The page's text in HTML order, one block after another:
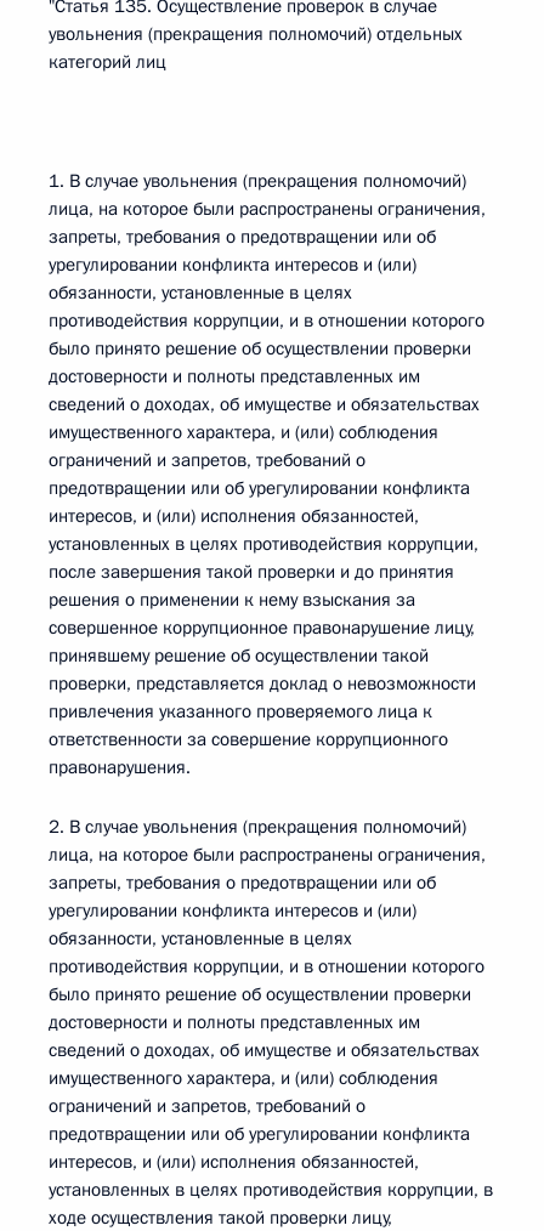
"Статья 135. Осуществление проверок в случае
увольнения (прекращения полномочий) отдельных
категорий лиц
1. В случае увольнения (прекращения полномочий)
лица, на которое были распространены ограничения,
запреты, требования о предотвращении или об
урегулировании конфликта интересов и (или)
обязанности, установленные в целях
противодействия коррупции, и в отношении которого
было принято решение об осуществлении проверки
достоверности и полноты представленных им
сведений о доходах, об имуществе и обязательствах
имущественного характера, и (или) соблюдения
ограничений и запретов, требований о
предотвращении или об урегулировании конфликта
интересов, и (или) исполнения обязанностей,
установленных в целях противодействия коррупции,
после завершения такой проверки и до принятия
решения о применении к нему взыскания за
совершенное коррупционное правонарушение лицу,
принявшему решение об осуществлении такой
проверки, представляется доклад о невозможности
привлечения указанного проверяемого лица к
ответственности за совершение коррупционного
правонарушения.
2. В случае увольнения (прекращения полномочий)
лица, на которое были распространены ограничения,
запреты, требования о предотвращении или об
урегулировании конфликта интересов и (или)
обязанности, установленные в целях
противодействия коррупции, и в отношении которого
было принято решение об осуществлении проверки
достоверности и полноты представленных им
сведений о доходах, об имуществе и обязательствах
имущественного характера, и (или) соблюдения
ограничений и запретов, требований о
предотвращении или об урегулировании конфликта
интересов, и (или) исполнения обязанностей,
установленных в целях противодействия коррупции, в
ходе осуществления такой проверки лицу,